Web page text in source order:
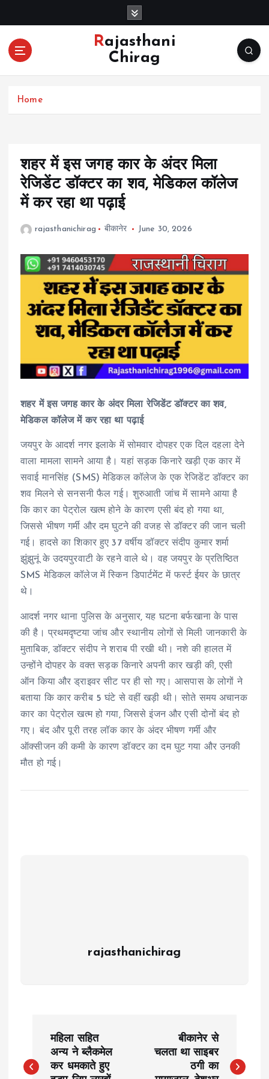
o
Rajasthani
Chirag
Home
शहर में इस जगह कार के अंदर मिला
रेजिडेंट डॉक्टर का शव, मेडिकल कॉलेज
में कर रहा था पढ़ाई
rajasthanichirag बीकानेर June 30, 2026
शहर में इस जगह कार के अंदर मिला रेजिडेंट डॉक्टर का शव,
मेडिकल कॉलेज में कर रहा था पढ़ाई
जयपुर के आदर्श नगर इलाके में सोमवार दोपहर एक दिल दहला देने
वाला मामला सामने आया है। यहां सड़क किनारे खड़ी एक कार में
सवाई मानसिंह (SMS) मेडिकल कॉलेज के एक रेजिडेंट डॉक्टर का
शव मिलने से सनसनी फैल गई। शुरुआती जांच में सामने आया है
कि कार का पेट्रोल खत्म होने के कारण एसी बंद हो गया था,
जिससे भीषण गर्मी और दम घुटने की वजह से डॉक्टर की जान चली
गई। हादसे का शिकार हुए 37 वर्षीय डॉक्टर संदीप कुमार शर्मा
झुंझुनूं के उदयपुरवाटी के रहने वाले थे। वह जयपुर के प्रतिष्ठित
SMS मेडिकल कॉलेज में स्किन डिपार्टमेंट में फर्स्ट ईयर के छात्र
थे।
आदर्श नगर थाना पुलिस के अनुसार, यह घटना बर्फखाना के पास
की है। प्रथमदृष्टया जांच और स्थानीय लोगों से मिली जानकारी के
मुताबिक, डॉक्टर संदीप ने शराब पी रखी थी। नशे की हालत में
उन्होंने दोपहर के वक्त सड़क किनारे अपनी कार खड़ी की, एसी
ऑन किया और ड्राइवर सीट पर ही सो गए। आसपास के लोगों ने
बताया कि कार करीब 5 घंटे से वहीं खड़ी थी। सोते समय अचानक
कार का पेट्रोल खत्म हो गया, जिससे इंजन और एसी दोनों बंद हो
गए। बंद और पूरी तरह लॉक कार के अंदर भीषण गर्मी और
ऑक्सीजन की कमी के कारण डॉक्टर का दम घुट गया और उनकी
मौत हो गई।
rajasthanichirag
o
महिला सहित
अन्य ने ब्लैकमेल
कर धमकाते हुए
बीकानेर से
चलता था साइबर
ठगी का